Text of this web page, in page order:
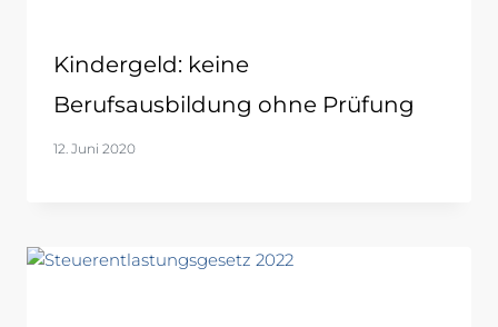
Kindergeld: keine
Berufsausbildung ohne Prüfung
12. Juni 2020